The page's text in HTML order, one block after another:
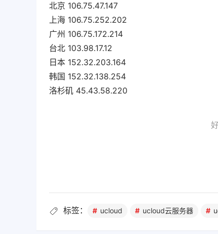
北京 106.75.47.147
上海 106.75.252.202
广州 106.75.172.214
台北 103.98.17.12
日本 152.32.203.164
韩国 152.32.138.254
洛杉矶 45.43.58.220
标签： ucloud ucloud云服务器